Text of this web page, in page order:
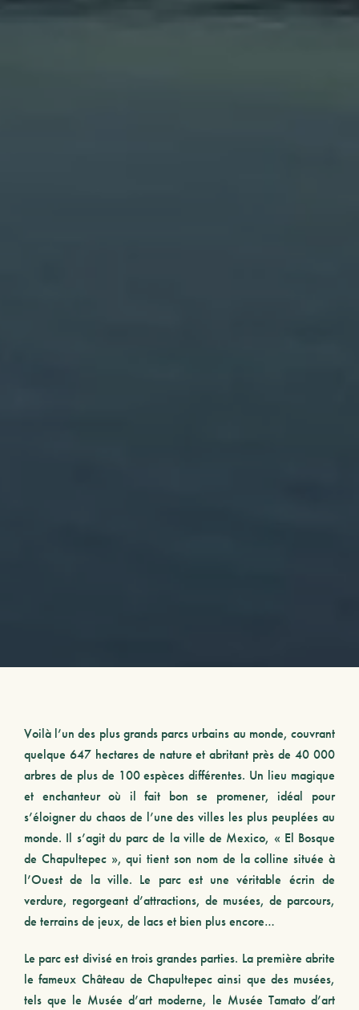
Voilà l’un des plus grands parcs urbains au monde, couvrant
quelque 647 hectares de nature et abritant près de 40 000
arbres de plus de 100 espèces différentes. Un lieu magique
et enchanteur où il fait bon se promener, idéal pour
s’éloigner du chaos de l’une des villes les plus peuplées au
monde. Il s’agit du parc de la ville de Mexico, « El Bosque
de Chapultepec », qui tient son nom de la colline située à
l’Ouest de la ville. Le parc est une véritable écrin de
verdure, regorgeant d’attractions, de musées, de parcours,
de terrains de jeux, de lacs et bien plus encore…
Le parc est divisé en trois grandes parties. La première abrite
le fameux Château de Chapultepec ainsi que des musées,
tels que le Musée d’art moderne, le Musée Tamato d’art